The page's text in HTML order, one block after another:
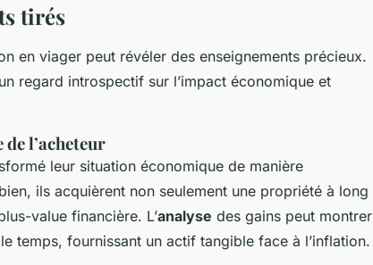
tirés
en viager peut révéler des enseignements précieux.
regard introspectif sur l’impact économique et
l’acheteur
leur situation économique de manière
ils acquièrent non seulement une propriété à long
value financière. L’analyse des gains peut montrer
temps, fournissant un actif tangible face à l’inflation.